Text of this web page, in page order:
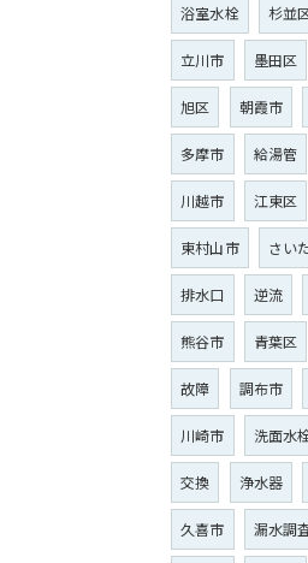
浴室水栓 杉並
立川市 墨田区
旭区 朝霞市
多摩市 給湯管
川越市 江東区
東村山市 さい
排水口 逆流
熊谷市 青葉区
故障 調布市
川崎市 洗面水
交換 浄水器
久喜市 漏水調